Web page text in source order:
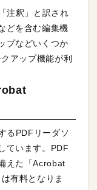
注釈」と訳され
どを含む編集機
プなどいくつか
アップ機能が利
るPDFリーダソ
ています。PDF
えた「Acrobat
有料となりま